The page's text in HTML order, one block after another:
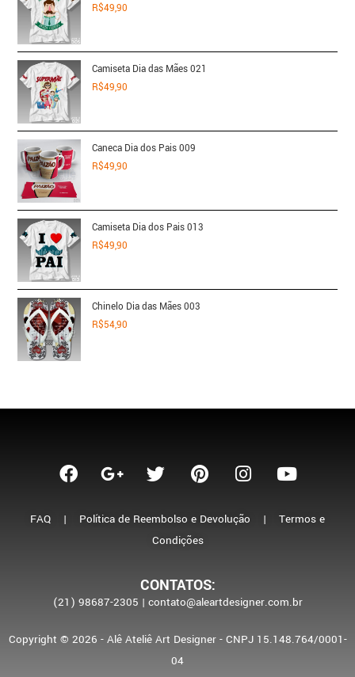
R$49,90
Camiseta Dia das Mães 021
R$49,90
Caneca Dia dos Pais 009
R$49,90
Camiseta Dia dos Pais 013
R$49,90
Chinelo Dia das Mães 003
R$54,90
FAQ | Política de Reembolso e Devolução | Termos e
Condições
CONTATOS:
(21) 98687-2305 | contato@aleartdesigner.com.br
Copyright © 2026 - Alê Ateliê Art Designer - CNPJ 15.148.764/0001-
04